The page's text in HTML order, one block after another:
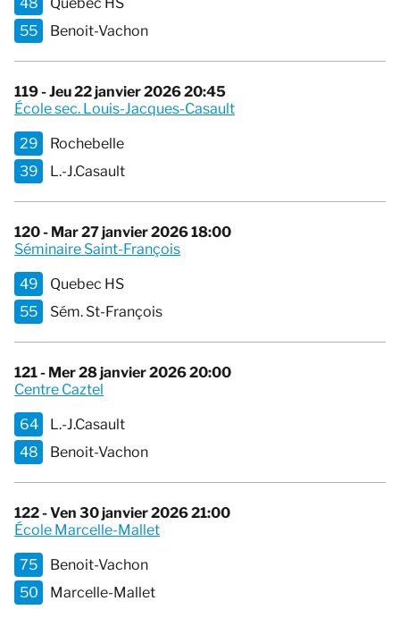
55
Benoit-Vachon
119 - Jeu 22 janvier 2026 20:45
École sec. Louis-Jacques-Casault
29
Rochebelle
39
L.-J.Casault
120 - Mar 27 janvier 2026 18:00
Séminaire Saint-François
49
Quebec HS
55
Sém. St-François
121 - Mer 28 janvier 2026 20:00
Centre Caztel
64
L.-J.Casault
48
Benoit-Vachon
122 - Ven 30 janvier 2026 21:00
École Marcelle-Mallet
75
Benoit-Vachon
50
Marcelle-Mallet